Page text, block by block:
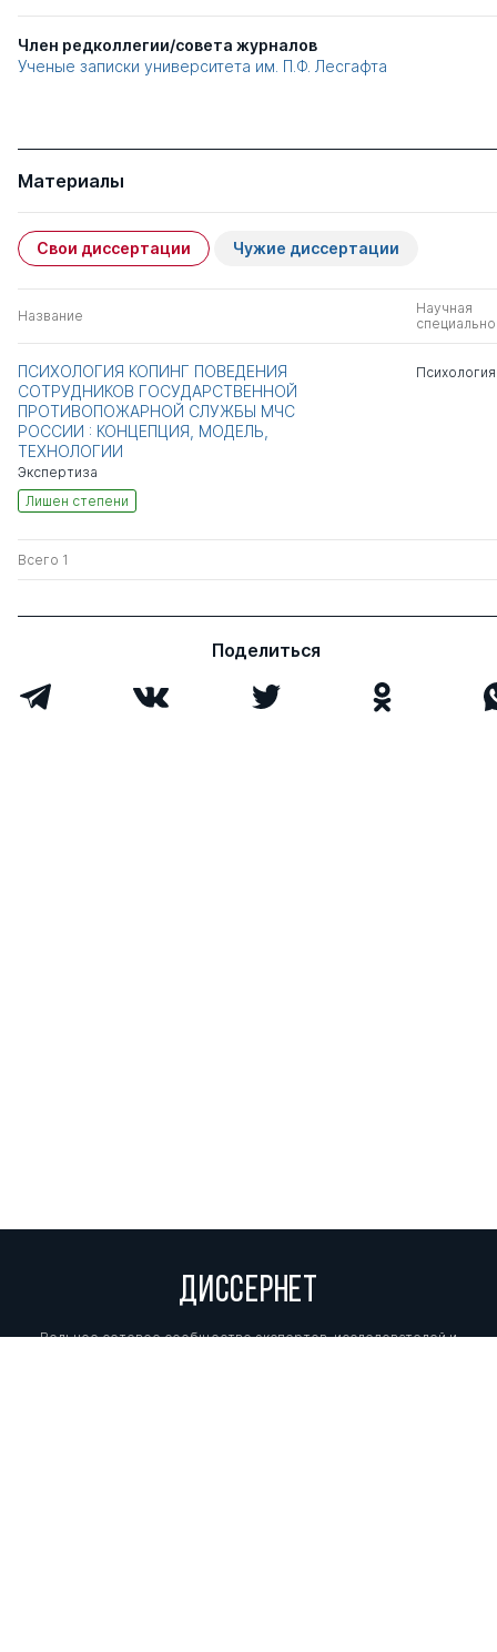
Член редколлегии/совета журналов
Ученые записки университета им. П.Ф. Лесгафта
Материалы
Свои диссертации Чужие диссертации
Название
Научная
ПСИХОЛОГИЯ КОПИНГ ПОВЕДЕНИЯ
СОТРУДНИКОВ ГОСУДАРСТВЕННОЙ
ПРОТИВОПОЖАРНОЙ СЛУЖБЫ МЧС
РОССИИ : КОНЦЕПЦИЯ, МОДЕЛЬ,
ТЕХНОЛОГИИ
Экспертиза
Лишен степени
Психология
Всего 1
Поделиться
ДИССЕРНЕТ
Вольное сетевое сообщество экспертов, исследователей и